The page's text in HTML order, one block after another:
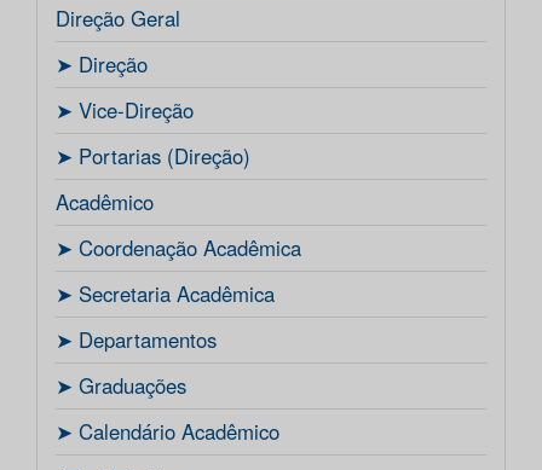
Direção Geral
ㅤ➤ Direção
ㅤ➤ Vice-Direção
ㅤ➤ Portarias (Direção)
Acadêmico
ㅤ➤ Coordenação Acadêmica
ㅤㅤ➤ Secretaria Acadêmica
ㅤ➤ Departamentos
ㅤ➤ Graduações
ㅤ➤ Calendário Acadêmico